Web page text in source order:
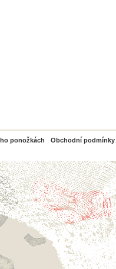
ponožkách Obchodní podmínky
PayPal